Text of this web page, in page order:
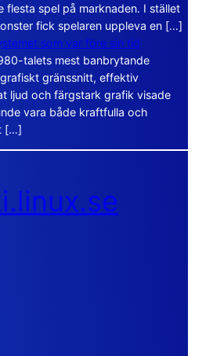
flesta spel på marknaden. I stället
fick spelaren uppleva en […]
som var före sin tid
talets mest banbrytande
gränssnitt, effektiv
ljud och färgstark grafik visade
vara både kraftfulla och
[…]